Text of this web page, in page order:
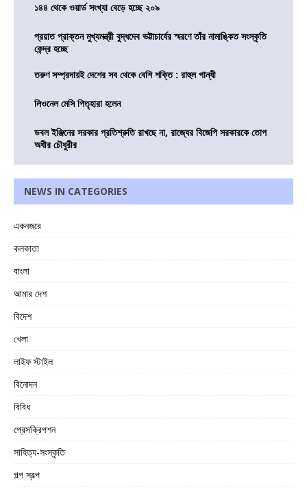
১৪৪ থেকে ওয়ার্ড সংখ্যা বেড়ে হচ্ছে ২০৯
প্রয়াত প্রাক্তন মুখ্যমন্ত্রী বুদ্ধদেব ভট্টাচার্যের স্মরণে তাঁর নামাঙ্কিত সংস্কৃতি
কেন্দ্র হচ্ছে
তরুণ সম্প্রদায়ই দেশের সব থেকে বেশি শক্তি : রাহুল গান্ধী
লিওনেল মেসি পিতৃহারা হলেন
ডবল ইঞ্জিনের সরকার প্রতিশ্রুতি রাখছে না, রাজ্যের বিজেপি সরকারকে তোপ
অধীর চৌধুরীর
NEWS IN CATEGORIES
একনজরে
কলকাতা
বাংলা
আমার দেশ
বিদেশ
খেলা
লাইফ স্টাইল
বিনোদন
বিবিধ
প্রেসক্রিপশন
সাহিত্য-সংস্কৃতি
গল্প স্বল্প